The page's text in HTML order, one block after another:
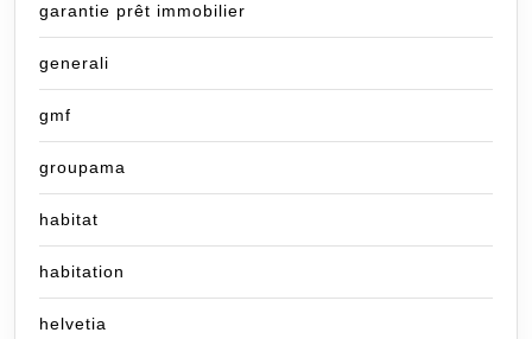
garantie prêt immobilier
generali
gmf
groupama
habitat
habitation
helvetia